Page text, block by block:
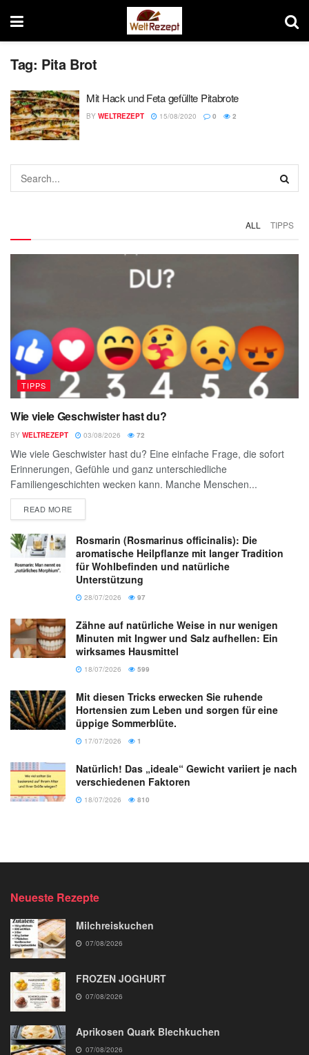
Tag: Pita Brot
Mit Hack und Feta gefüllte Pitabrote
BY WELTREZEPT 15/08/2020 0 2
ALL TIPPS
TIPPS
Wie viele Geschwister hast du?
BY WELTREZEPT 03/08/2026 72
Wie viele Geschwister hast du? Eine einfache Frage, die sofort
Erinnerungen, Gefühle und ganz unterschiedliche
Familiengeschichten wecken kann. Manche Menschen...
READ MORE
Rosmarin (Rosmarinus officinalis): Die
aromatische Heilpflanze mit langer Tradition
für Wohlbefinden und natürliche
Unterstützung
28/07/2026 97
Zähne auf natürliche Weise in nur wenigen
Minuten mit Ingwer und Salz aufhellen: Ein
wirksames Hausmittel
18/07/2026 599
Mit diesen Tricks erwecken Sie ruhende
Hortensien zum Leben und sorgen für eine
üppige Sommerblüte.
17/07/2026 1
Natürlich! Das „ideale“ Gewicht variiert je nach
verschiedenen Faktoren
18/07/2026 810
Neueste Rezepte
Milchreiskuchen
07/08/2026
FROZEN JOGHURT
07/08/2026
Aprikosen Quark Blechkuchen
07/08/2026